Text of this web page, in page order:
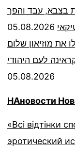
בשנת 2009, שירת בצבא, עבד והפך
05.08.2026
את מוזיאון שלום
לעם היהודי
05.08.2026
НАновости
«Всі відтінки
эротический